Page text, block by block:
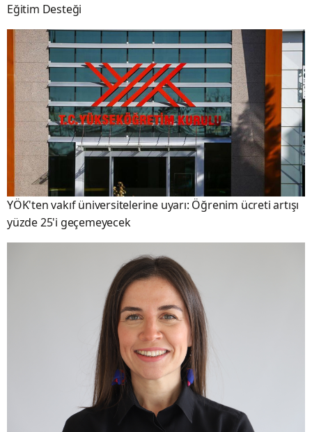
Eğitim Desteği
YÖK'ten vakıf üniversitelerine uyarı: Öğrenim ücreti artışı
yüzde 25'i geçemeyecek